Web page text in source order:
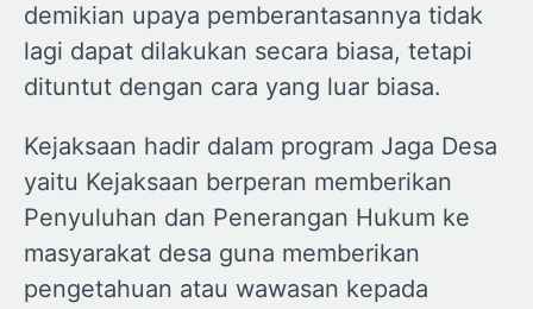
demikian upaya pemberantasannya tidak
lagi dapat dilakukan secara biasa, tetapi
dituntut dengan cara yang luar biasa.
Kejaksaan hadir dalam program Jaga Desa
yaitu Kejaksaan berperan memberikan
Penyuluhan dan Penerangan Hukum ke
masyarakat desa guna memberikan
pengetahuan atau wawasan kepada